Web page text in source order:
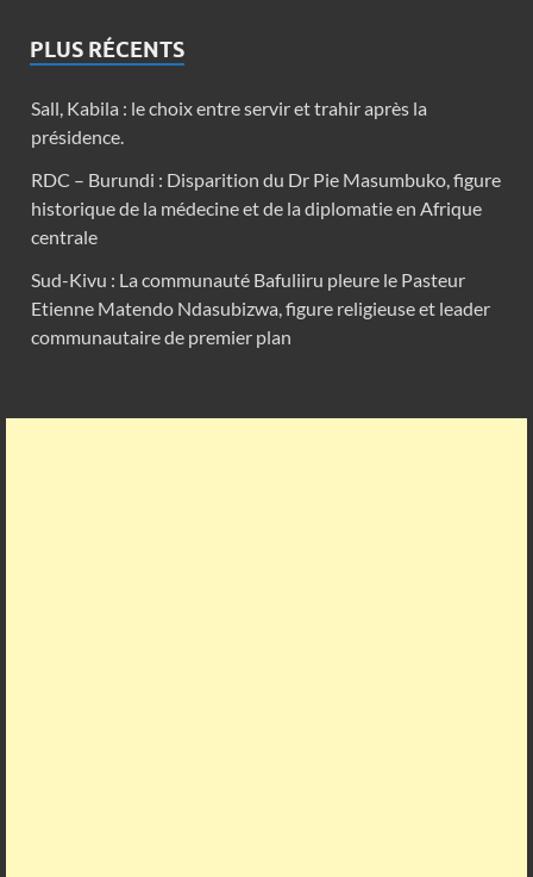
PLUS RÉCENTS
Sall, Kabila : le choix entre servir et trahir après la
présidence.
RDC – Burundi : Disparition du Dr Pie Masumbuko, figure
historique de la médecine et de la diplomatie en Afrique
centrale
Sud-Kivu : La communauté Bafuliiru pleure le Pasteur
Etienne Matendo Ndasubizwa, figure religieuse et leader
communautaire de premier plan